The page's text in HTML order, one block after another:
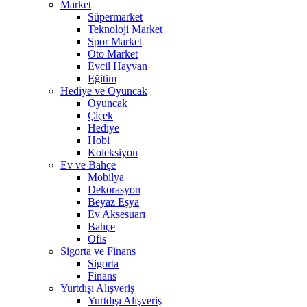
Market
Süpermarket
Teknoloji Market
Spor Market
Oto Market
Evcil Hayvan
Eğitim
Hediye ve Oyuncak
Oyuncak
Çiçek
Hediye
Hobi
Koleksiyon
Ev ve Bahçe
Mobilya
Dekorasyon
Beyaz Eşya
Ev Aksesuarı
Bahçe
Ofis
Sigorta ve Finans
Sigorta
Finans
Yurtdışı Alışveriş
Yurtdışı Alışveriş